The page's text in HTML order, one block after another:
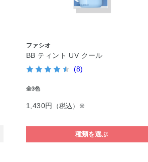
ファシオ
BB ティント UV クール
(8)
全3色
1,430円 （税込）※
種類を選ぶ